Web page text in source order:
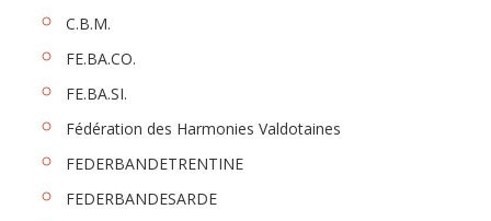
C.B.M.
FE.BA.CO.
FE.BA.SI.
Fédération des Harmonies Valdotaines
FEDERBANDETRENTINE
FEDERBANDESARDE